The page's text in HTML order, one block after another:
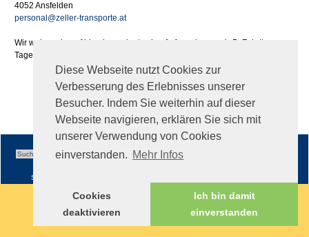
Diese Webseite nutzt Cookies zur
Verbesserung des Erlebnisses unserer
Besucher. Indem Sie weiterhin auf dieser
Webseite navigieren, erklären Sie sich mit
unserer Verwendung von Cookies
einverstanden. Mehr Infos
Cookies
deaktivieren
Ich bin damit
einverstanden
4052 Ansfelden
personal@zeller-transporte.at
Wir weisen darauf hin, dass wir etwaige Aufwendungen (z.B. Fahrtkosen,
Tages- oder Nächtigungsgelder) im Zuge Ihrer Bewerbung nicht ersetzen.
Sitemap